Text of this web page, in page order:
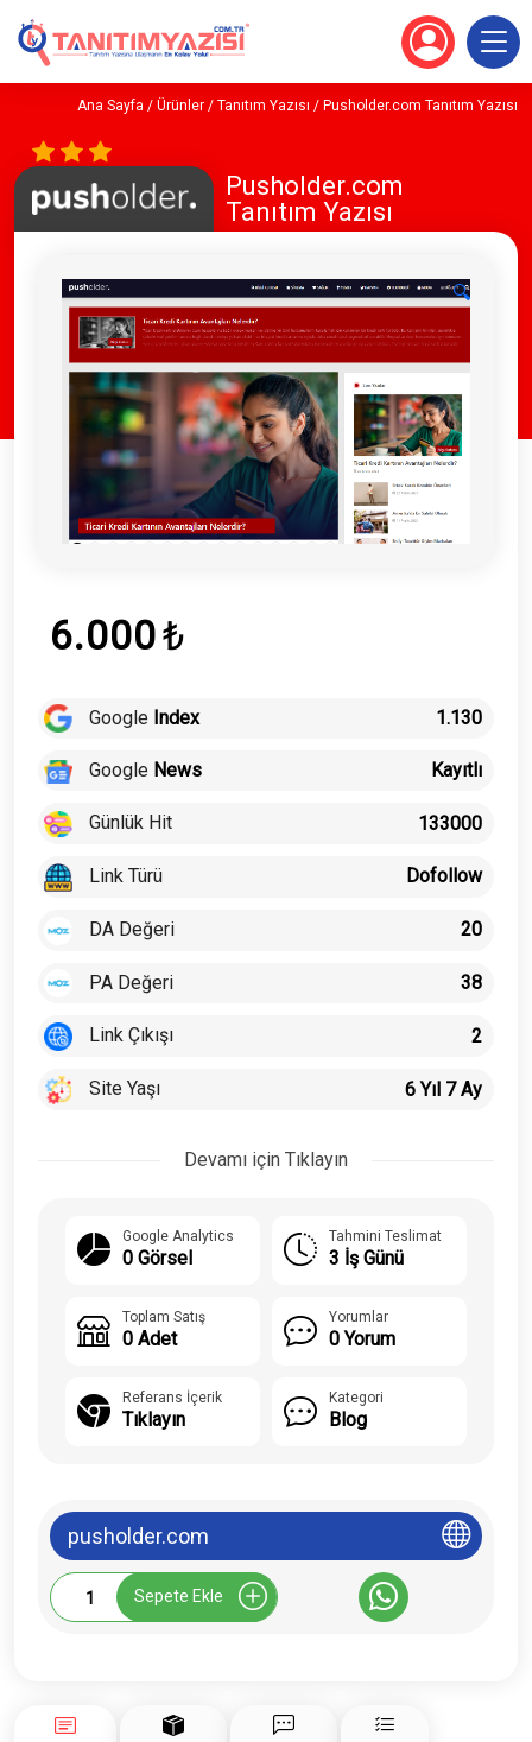
Ana Sayfa / Ürünler / Tanıtım Yazısı / Pusholder.com Tanıtım Yazısı
Pusholder.com
Tanıtım Yazısı
🔍
6.000₺
Google Index 1.130
Google News Kayıtlı
Günlük Hit 133000
Link Türü Dofollow
DA Değeri 20
PA Değeri 38
Link Çıkışı 2
Site Yaşı 6 Yıl 7 Ay
Devamı için Tıklayın
Google Analytics
0 Görsel
Tahmini Teslimat
3 İş Günü
Toplam Satış
0 Adet
Yorumlar
0 Yorum
Referans İçerik
Tıklayın
Kategori
Blog
pusholder.com
Pusholder.com
Tanıtım
Sepete Ekle